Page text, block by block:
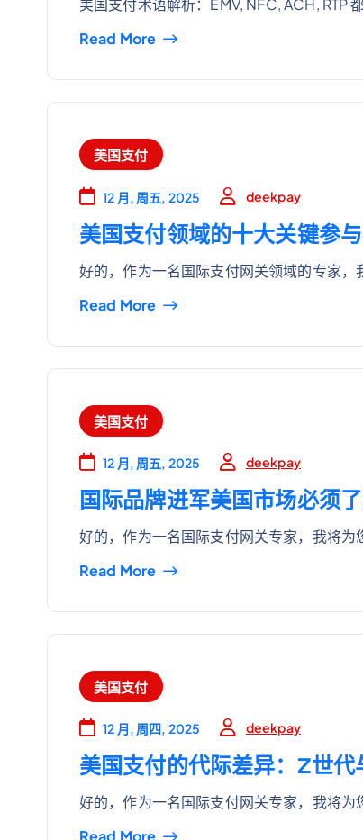
美国支付术语解析：EMV, NFC, ACH, RTP
Read More
美国支付
12 月, 周五, 2025 deekpay
美国支付领域的十大关键参
好的，作为一名国际支付网关领域的专家
Read More
美国支付
12 月, 周五, 2025 deekpay
国际品牌进军美国市场必须
好的，作为一名国际支付网关专家，我将
Read More
美国支付
12 月, 周四, 2025 deekpay
美国支付的代际差异：Z世
好的，作为一名国际支付网关专家，我将
Read More